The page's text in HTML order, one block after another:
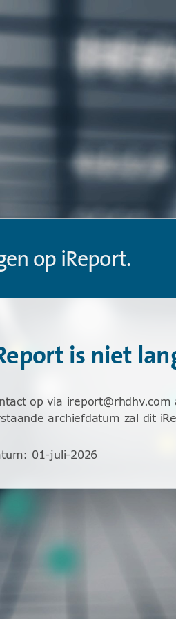
op iReport.
is niet
op via
archiefdatum zal dit
: 01-juli-2026